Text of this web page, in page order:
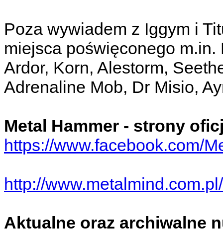
Poza wywiadem z Iggym i
miejsca poświęconego m.in.
Ardor, Korn, Alestorm,
Adrenaline Mob, Dr Misio,
Metal Hammer - strony
https://www.facebook.com/
http://
Aktualne oraz archiwalne